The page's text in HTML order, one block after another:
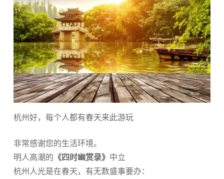
杭州好，每个人都有春天来此游玩
非常感谢您的生活环境。
明人高潮的 《四时幽赏录》 中立
杭州人光是在春天，有无数盛事要办：